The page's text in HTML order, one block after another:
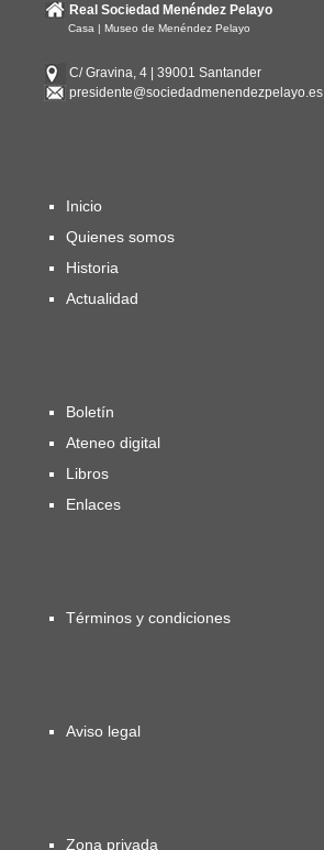
Real Sociedad Menéndez Pelayo
Casa | Museo de Menéndez Pelayo
C/ Gravina, 4 | 39001 Santander
presidente@sociedadmenendezpelayo.es
Inicio
Quienes somos
Historia
Actualidad
Boletín
Ateneo digital
Libros
Enlaces
Términos y condiciones
Aviso legal
Zona privada